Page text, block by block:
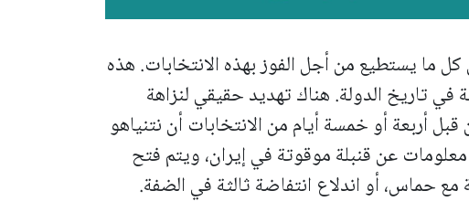
ما يستطيع من أجل الفوز بهذه الانتخابات. هذه
في تاريخ الدولة. هناك تهديد حقيقي لنزاهة
قبل أربعة أو خمسة أيام من الانتخابات أن نتنياهو
عن قنبلة موقوتة في إيران، ويتم فتح
حماس، أو اندلاع انتفاضة ثالثة في الضفة.